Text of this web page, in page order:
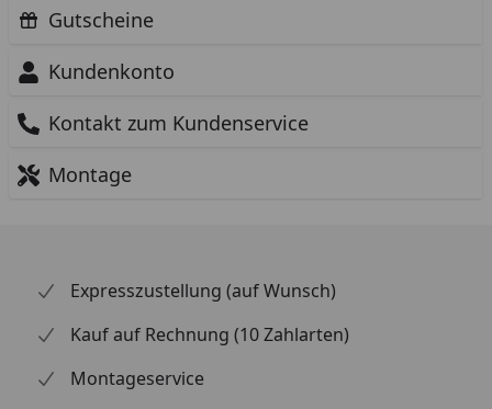
Gutscheine
Kundenkonto
Kontakt zum Kundenservice
Montage
Expresszustellung (auf Wunsch)
Kauf auf Rechnung (10 Zahlarten)
Montageservice